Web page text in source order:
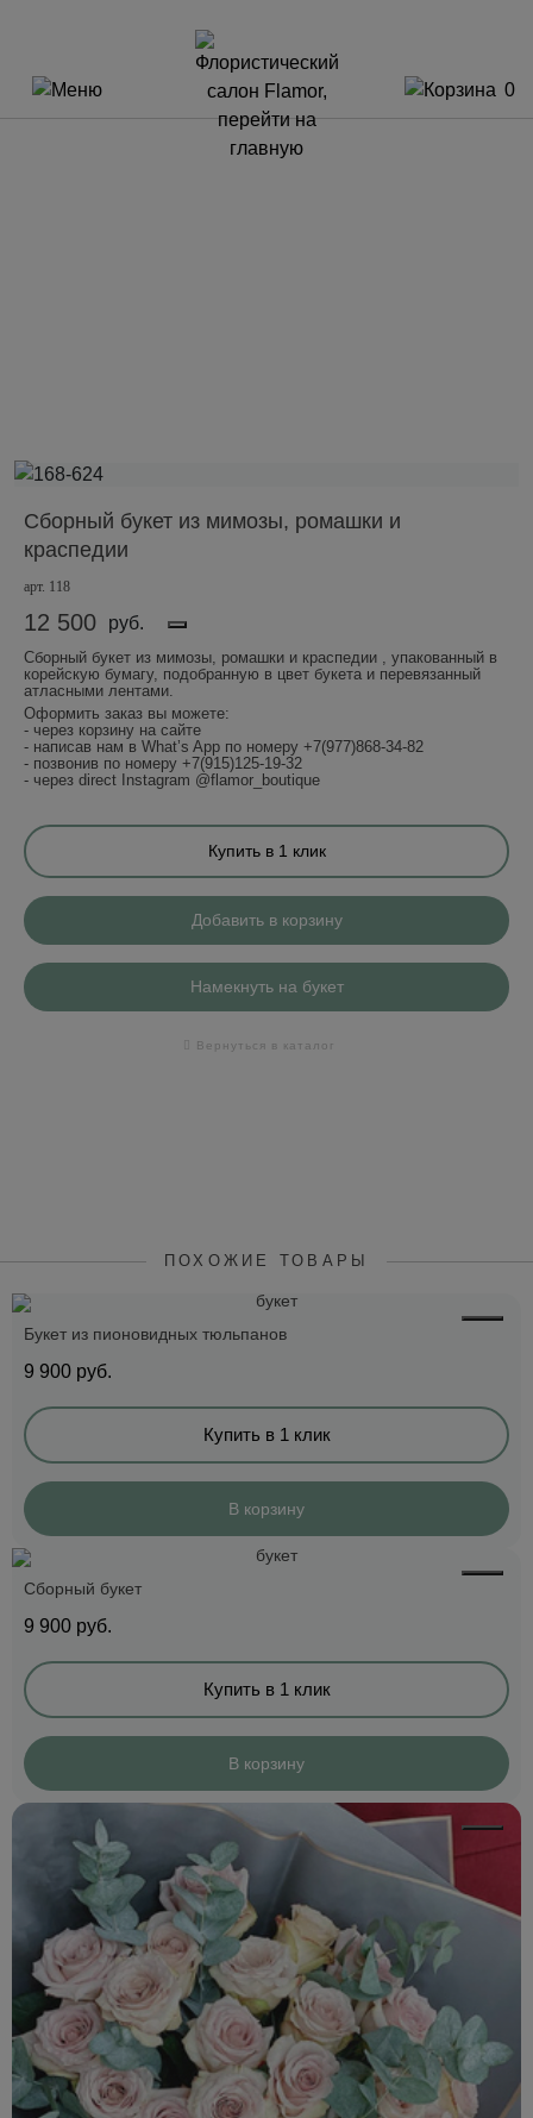
0
Сборный букет из мимозы, ромашки и
краспедии
арт. 118
Сборный букет из мимозы, ромашки и краспедии , упакованный в
корейскую бумагу, подобранную в цвет букета и перевязанный
атласными лентами.
Оформить заказ вы можете:
- через корзину на сайте
- написав нам в What’s App по номеру +7(977)868-34-82
- позвонив по номеру +7(915)125-19-32
- через direct Instagram @flamor_boutique
12 500 руб.
Купить в 1 клик
Добавить в корзину
Намекнуть на букет
Вернуться в каталог
ПОХОЖИЕ ТОВАРЫ
Букет из пионовидных тюльпанов
9 900 руб.
Купить в 1 клик
В корзину
Сборный букет
9 900 руб.
Купить в 1 клик
В корзину